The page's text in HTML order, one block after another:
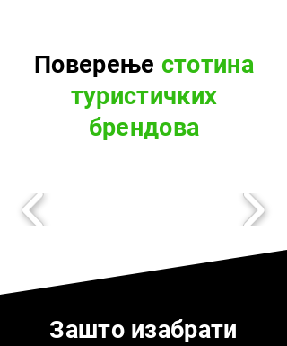
Поверење стотина
туристичких
брендова
Зашто изабрати